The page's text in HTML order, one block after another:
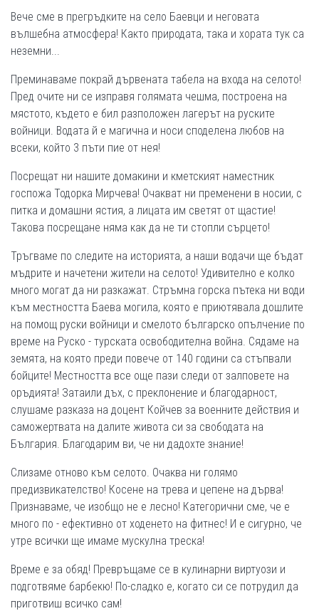
Вече сме в прегръдките на село Баевци и неговата
вълшебна атмосфера! Както природата, така и хората тук са
неземни...
Преминаваме покрай дървената табела на входа на селото!
Пред очите ни се изправя голямата чешма, построена на
мястото, където е бил разположен лагерът на руските
войници. Водата й е магична и носи споделена любов на
всеки, който 3 пъти пие от нея!
Посрещат ни нашите домакини и кметският наместник
госпожа Тодорка Мирчева! Очакват ни пременени в носии, с
питка и домашни ястия, а лицата им светят от щастие!
Такова посрещане няма как да не ти стопли сърцето!
Тръгваме по следите на историята, а наши водачи ще бъдат
мъдрите и начетени жители на селото! Удивително е колко
много могат да ни разкажат. Стръмна горска пътека ни води
към местността Баева могила, която е приютявала дошлите
на помощ руски войници и смелото българско опълчение по
време на Руско - турската освободителна война. Сядаме на
земята, на която преди повече от 140 години са стъпвали
бойците! Местността все още пази следи от залповете на
оръдията! Затаили дъх, с преклонение и благодарност,
слушаме разказа на доцент Койчев за военните действия и
саможертвата на далите живота си за свободата на
България. Благодарим ви, че ни дадохте знание!
Слизаме отново към селото. Очаква ни голямо
предизвикателство! Косене на трева и цепене на дърва!
Признаваме, че изобщо не е лесно! Категорични сме, че е
много по - ефективно от ходенето на фитнес! И е сигурно, че
утре всички ще имаме мускулна треска!
Време е за обяд! Превръщаме се в кулинарни виртуози и
подготвяме барбекю! По-сладко е, когато си се потрудил да
приготвиш всичко сам!